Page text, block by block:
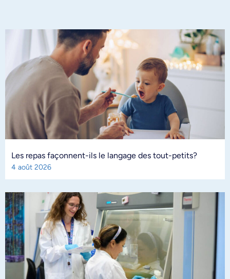
Les repas façonnent-ils le langage des tout-petits?
4 août 2026